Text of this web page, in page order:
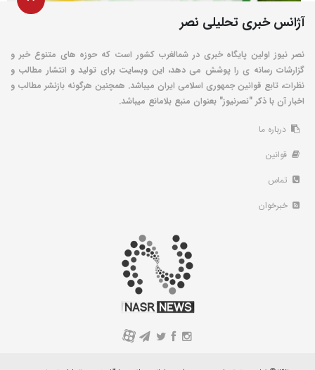
آژانس خبری تحلیلی نصر
نصر نیوز اولین پایگاه خبری در شمالغرب کشور است که حوزه های متنوع خبر و
گزارشات رسانه ی را پوشش می دهد، این وبسایت برای تولید و انتشار مطالب و
نظرات، تابع قوانین جمهوری اسلامی ایران میباشد. همچنین هرگونه بازنشر مطالب و
اخبار آن با ذکر "نصرنیوز" بعنوان منبع بلامانع میباشد.
درباره ما
قوانین
تماس
خبرخوان
A